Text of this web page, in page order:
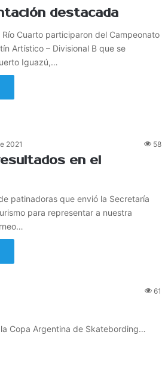
destacada
Cuarto participaron del Campeonato
Artístico – Divisional B que se
Iguazú,…
2021 58
en el
patinadoras que envió la Secretaría
para representar a nuestra
61
Copa Argentina de Skatebording…